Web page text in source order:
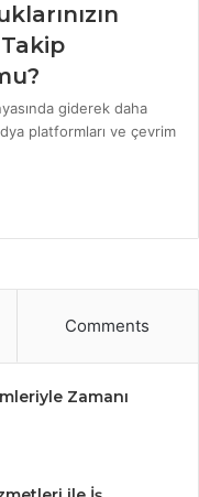
giderek daha
platformları ve çevrim
Comments
Zamanı